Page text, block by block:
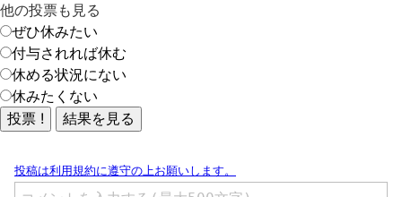
他の投票も見る
ぜひ休みたい
付与されれば休む
休める状況にない
休みたくない